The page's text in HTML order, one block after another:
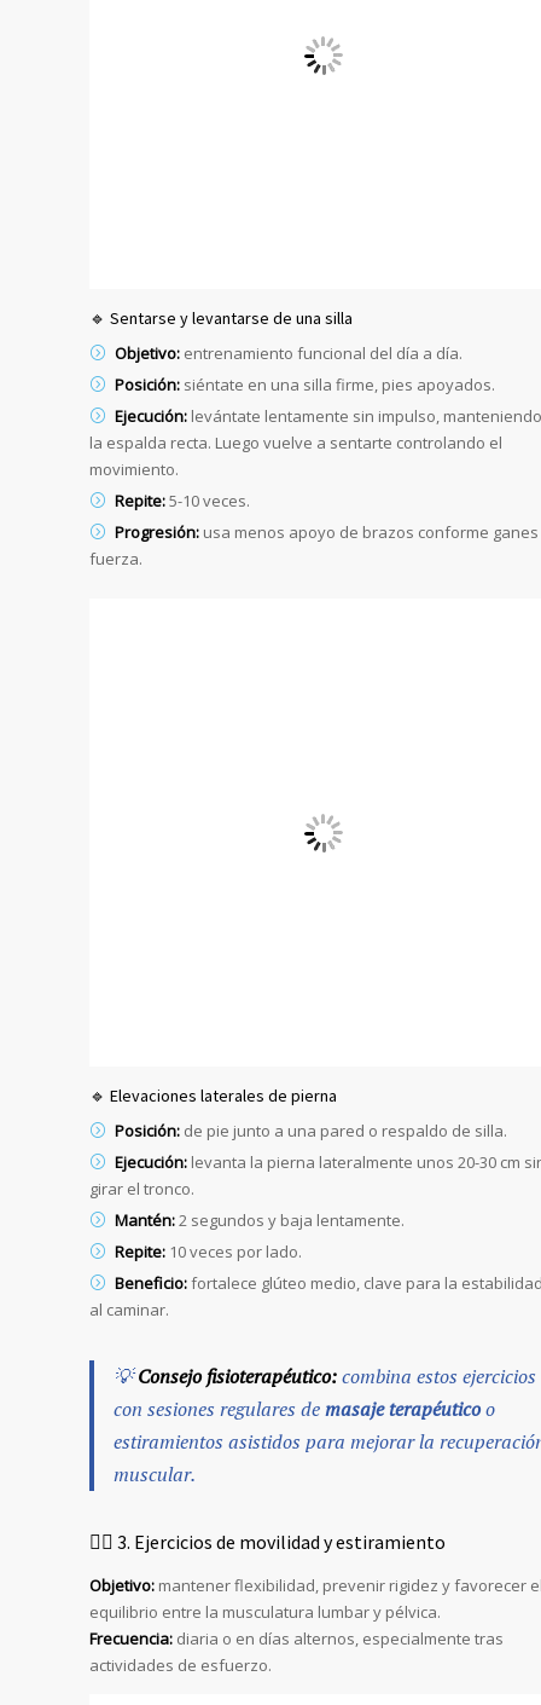
🔹 Sentarse y levantarse de una silla
Objetivo: entrenamiento funcional del día a día.
Posición: siéntate en una silla firme, pies apoyados.
Ejecución: levántate lentamente sin impulso, manteniendo
la espalda recta. Luego vuelve a sentarte controlando el
movimiento.
Repite:5-10 veces.
Progresión: usa menos apoyo de brazos conforme ganes
fuerza.
🔹 Elevaciones laterales de pierna
Posición: de pie junto a una pared o respaldo de silla.
Ejecución: levanta la pierna lateralmente unos 20-30 cm
girar el tronco.
Mantén:2 segundos y baja lentamente.
Repite: 10 veces por lado.
Beneficio:fortalece glúteo medio, clave para la
al caminar.
💡Consejo fisioterapéutico:combina estos ejercicios
con sesiones regulares demasaje terapéuticoo
estiramientos asistidos para mejorar la
muscular.
🤸‍♂️ 3. Ejercicios de movilidad y estiramiento
Objetivo: mantener flexibilidad, prevenir rigidez y favorecer
equilibrio entre la musculatura lumbar y pélvica.
Frecuencia: diaria o en días alternos, especialmente tras
actividades de esfuerzo.